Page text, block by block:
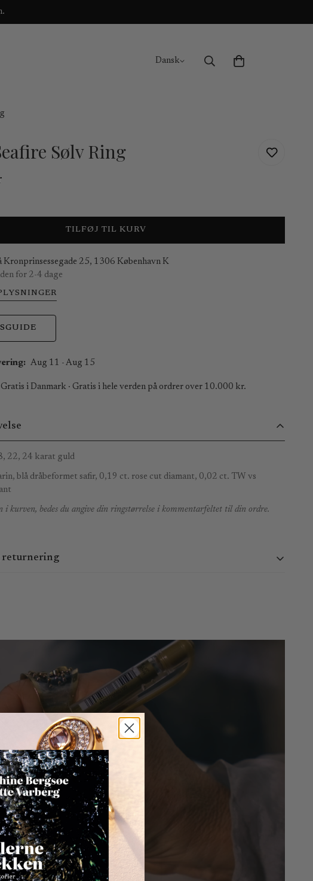
Dansk
Sølv Ring
TILFØJ TIL KURV
Kronprinsessegade 25, 1306 København K
for 2-4 dage
Aug 11 - Aug 15
Gratis i Danmark · Gratis i hele verden på ordrer over 10.000 kr.
22, 24 karat guld
blå dråbeformet safir, 0,19 ct. rose cut diamant, 0,02 ct. TW vs
i kurven, bedes du angive din ringstørrelse i kommentarfeltet til din ordre.
returnering
din ordre inden for 3-8 hverdage. Da vi ikke kan garantere lokale
kan vi ikke præcist angive, hvornår varen vil blive leveret.
købet inden for 14 dage efter leveringsdatoen.
udøves uden angivelse af nogen særlig grund ved at sende os en e-mail
returforsendelse er gratis inden for Danmark, mens kunder er ansvarlige
fra andre lande.